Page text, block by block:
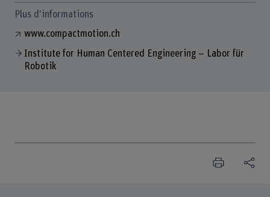
Plus d'informations
www.compactmotion.ch
Institute for Human Centered Engineering – Labor für
Robotik